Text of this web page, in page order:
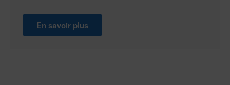
En savoir plus